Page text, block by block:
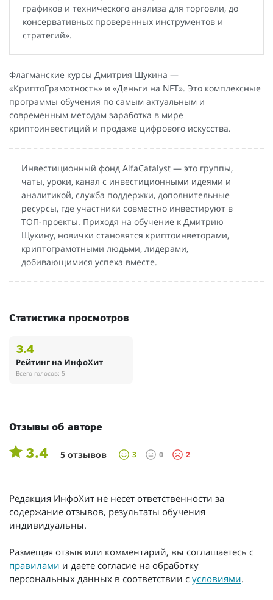
графиков и технического анализа для торговли, до
консервативных проверенных инструментов и
стратегий».
Флагманские курсы Дмитрия Щукина —
«КриптоГрамотность» и «Деньги на NFT». Это комплексные
программы обучения по самым актуальным и
современным методам заработка в мире
криптоинвестиций и продаже цифрового искусства.
Инвестиционный фонд AlfaCatalyst — это группы,
чаты, уроки, канал с инвестиционными идеями и
аналитикой, служба поддержки, дополнительные
ресурсы, где участники совместно инвестируют в
ТОП-проекты. Приходя на обучение к Дмитрию
Щукину, новички становятся криптоинветорами,
криптограмотными людьми, лидерами,
добивающимися успеха вместе.
Статистика просмотров
3.4
Рейтинг на ИнфоХит
Всего голосов: 5
Отзывы об авторе
3.4 5 отзывов 3 0 2
Редакция ИнфоХит не несет ответственности за
содержание отзывов, результаты обучения
индивидуальны.
Размещая отзыв или комментарий, вы соглашаетесь с
правилами и даете согласие на обработку
персональных данных в соответствии с условиями.